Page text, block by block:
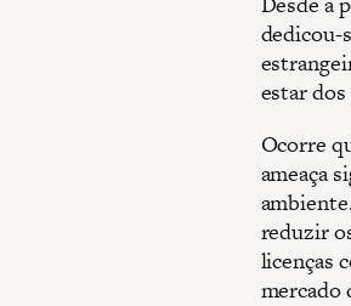
dedicou-
estar
Ocorre
ameaça
reduzir
licenças
mercado